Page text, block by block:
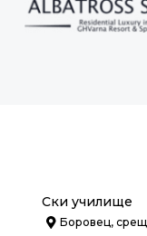
Ски училище
Боровец,